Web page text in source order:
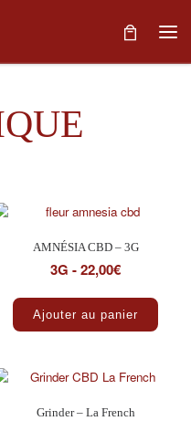
AMNÉSIA CBD – 3G
3G - 22,00€
Ajouter au panier
Grinder – La French